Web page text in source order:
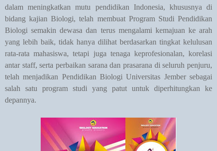
dalam meningkatkan mutu pendidikan Indonesia, khususnya di
bidang kajian Biologi, telah membuat Program Studi Pendidikan
Biologi semakin dewasa dan terus mengalami kemajuan ke arah
yang lebih baik, tidak hanya dilihat berdasarkan tingkat kelulusan
rata-rata mahasiswa, tetapi juga tenaga keprofesionalan, korelasi
antar staff, serta perbaikan sarana dan prasarana di seluruh penjuru,
telah menjadikan Pendidikan Biologi Universitas Jember sebagai
salah satu program studi yang patut untuk diperhitungkan ke
depannya.